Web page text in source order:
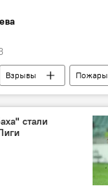
Взрывы
Пожары
ситуациям АР
стали